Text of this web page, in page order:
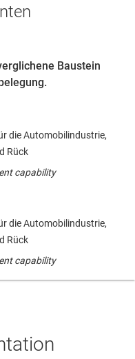
Baustein
die Automobilindustrie,
Rück
capability
die Automobilindustrie,
Rück
capability